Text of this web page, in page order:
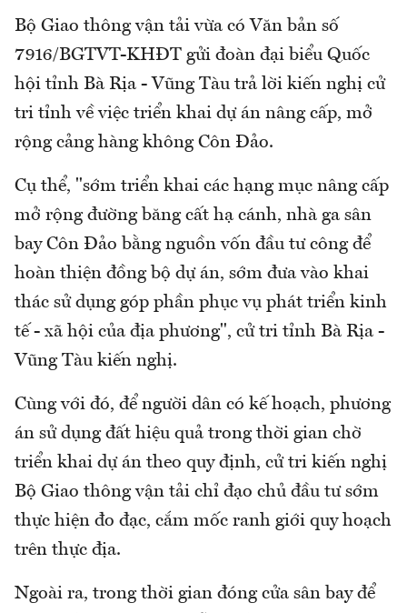
Bộ Giao thông vận tải vừa có Văn bản số
7916/BGTVT-KHĐT gửi đoàn đại biểu Quốc
hội tỉnh Bà Rịa - Vũng Tàu trả lời kiến nghị cử
tri tỉnh về việc triển khai dự án nâng cấp, mở
rộng cảng hàng không Côn Đảo.
Cụ thể, "sớm triển khai các hạng mục nâng cấp
mở rộng đường băng cất hạ cánh, nhà ga sân
bay Côn Đảo bằng nguồn vốn đầu tư công để
hoàn thiện đồng bộ dự án, sớm đưa vào khai
thác sử dụng góp phần phục vụ phát triển kinh
tế - xã hội của địa phương", cử tri tỉnh Bà Rịa -
Vũng Tàu kiến nghị.
Cùng với đó, để người dân có kế hoạch, phương
án sử dụng đất hiệu quả trong thời gian chờ
triển khai dự án theo quy định, cử tri kiến nghị
Bộ Giao thông vận tải chỉ đạo chủ đầu tư sớm
thực hiện đo đạc, cắm mốc ranh giới quy hoạch
trên thực địa.
Ngoài ra, trong thời gian đóng cửa sân bay để